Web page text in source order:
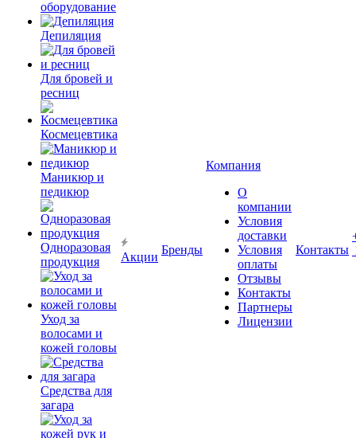
оборудование
Депиляция
Для бровей и
ресниц
Космецевтика
Маникюр и
педикюр
Одноразовая
продукция
Уход за
волосами и
кожей головы
Средства для
загара
Акции
Бренды
Компания
О
компании
Условия
доставки
Условия
оплаты
Отзывы
Контакты
Партнеры
Лицензии
Контакты